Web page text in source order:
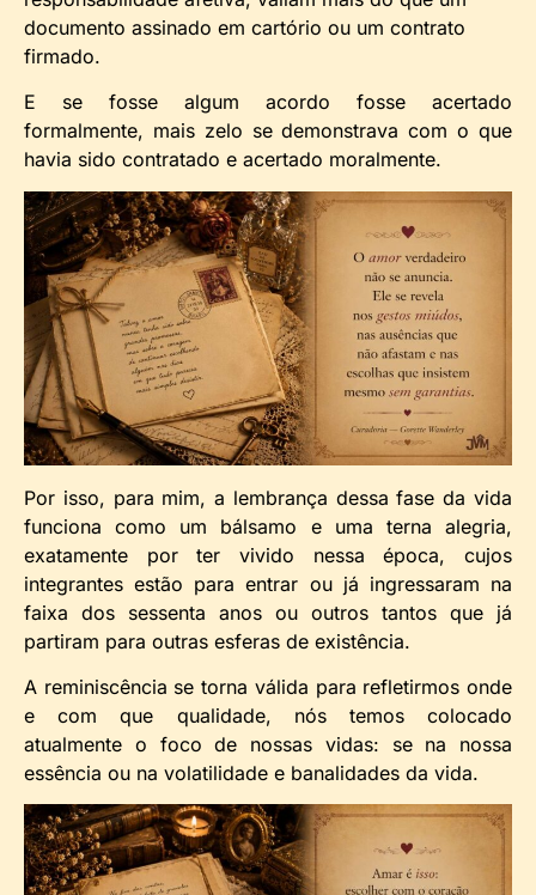
documento assinado em cartório ou um contrato
firmado.
E se fosse algum acordo fosse acertado
formalmente, mais zelo se demonstrava com o que
havia sido contratado e acertado moralmente.
Por isso, para mim, a lembrança dessa fase da vida
funciona como um bálsamo e uma terna alegria,
exatamente por ter vivido nessa época, cujos
integrantes estão para entrar ou já ingressaram na
faixa dos sessenta anos ou outros tantos que já
partiram para outras esferas de existência.
A reminiscência se torna válida para refletirmos onde
e com que qualidade, nós temos colocado
atualmente o foco de nossas vidas: se na nossa
essência ou na volatilidade e banalidades da vida.